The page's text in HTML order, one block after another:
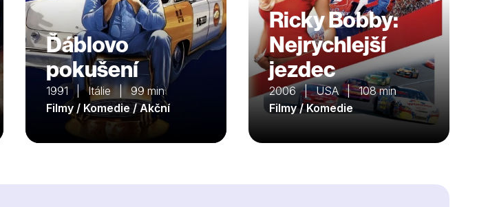
Ďáblovo
pokušení
1991 | Itálie | 99 min
Filmy / Komedie / Akční
Ricky Bobby:
Nejrychlejší
jezdec
2006 | USA | 108 min
Filmy / Komedie